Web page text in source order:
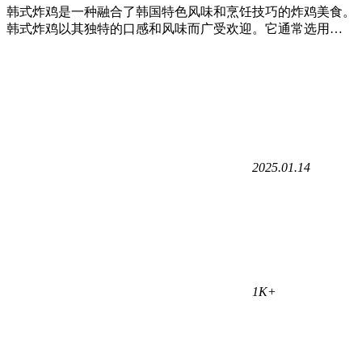
‌韩式炸鸡是一种融合了韩国特色风味和烹饪技巧的炸鸡美食‌。
韩式炸鸡以其独特的口感和风味而广受欢迎。它通常选用…
2025.01.14
1K+